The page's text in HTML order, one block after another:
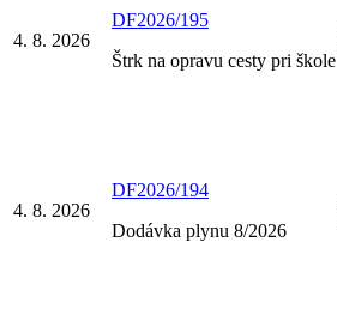
4. 8. 2026
DF2026/195
Štrk na opravu cesty pri škole
4. 8. 2026
DF2026/194
Dodávka plynu 8/2026